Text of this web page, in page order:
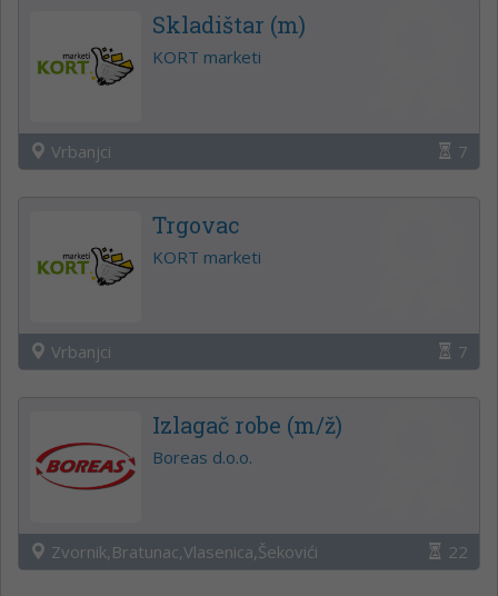
Skladištar (m)
KORT marketi
Vrbanjci 7
Trgovac
KORT marketi
Vrbanjci 7
Izlagač robe (m/ž)
Boreas d.o.o.
Zvornik,Bratunac,Vlasenica,Šekovići 22